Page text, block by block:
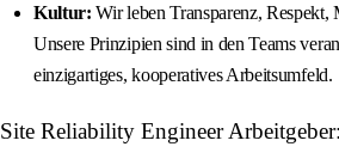
Kultur: Wir leben Transparenz, Respekt,
Unsere Prinzipien sind in den Teams
einzigartiges, kooperatives Arbeitsumfeld.
Site Reliability Engineer